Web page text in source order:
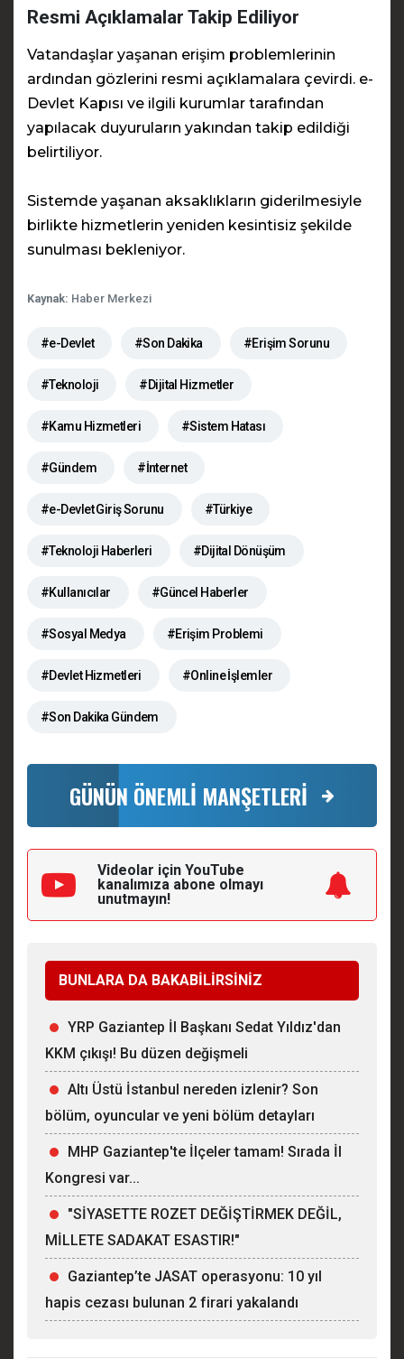
Resmi Açıklamalar Takip Ediliyor
Vatandaşlar yaşanan erişim problemlerinin
ardından gözlerini resmi açıklamalara çevirdi. e-
Devlet Kapısı ve ilgili kurumlar tarafından
yapılacak duyuruların yakından takip edildiği
belirtiliyor.
Sistemde yaşanan aksaklıkların giderilmesiyle
birlikte hizmetlerin yeniden kesintisiz şekilde
sunulması bekleniyor.
Kaynak: Haber Merkezi
#e-Devlet #Son Dakika #Erişim Sorunu
#Teknoloji #Dijital Hizmetler
#Kamu Hizmetleri #Sistem Hatası
#Gündem #İnternet
#e-Devlet Giriş Sorunu #Türkiye
#Teknoloji Haberleri #Dijital Dönüşüm
#Kullanıcılar #Güncel Haberler
#Sosyal Medya #Erişim Problemi
#Devlet Hizmetleri #Online İşlemler
#Son Dakika Gündem
GÜNÜN ÖNEMLİ MANŞETLERİ
Videolar için YouTube
kanalımıza abone olmayı
unutmayın!
BUNLARA DA BAKABİLİRSİNİZ
YRP Gaziantep İl Başkanı Sedat Yıldız'dan
KKM çıkışı! Bu düzen değişmeli
Altı Üstü İstanbul nereden izlenir? Son
bölüm, oyuncular ve yeni bölüm detayları
MHP Gaziantep'te İlçeler tamam! Sırada İl
Kongresi var...
"SİYASETTE ROZET DEĞİŞTİRMEK DEĞİL,
MİLLETE SADAKAT ESASTIR!"
Gaziantep’te JASAT operasyonu: 10 yıl
hapis cezası bulunan 2 firari yakalandı